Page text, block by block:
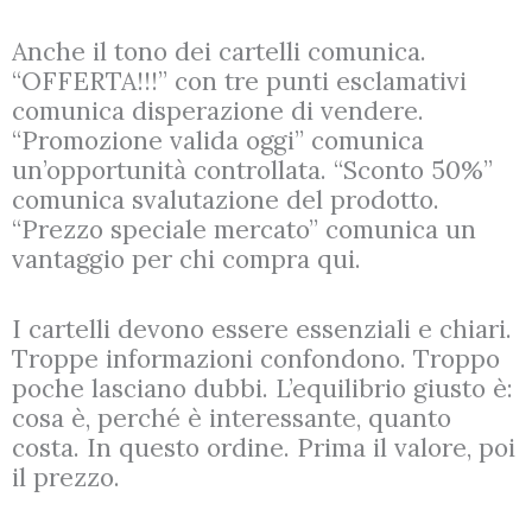
Anche il tono dei cartelli comunica.
“OFFERTA!!!” con tre punti esclamativi
comunica disperazione di vendere.
“Promozione valida oggi” comunica
un’opportunità controllata. “Sconto 50%”
comunica svalutazione del prodotto.
“Prezzo speciale mercato” comunica un
vantaggio per chi compra qui.
I cartelli devono essere essenziali e chiari.
Troppe informazioni confondono. Troppo
poche lasciano dubbi. L’equilibrio giusto è:
cosa è, perché è interessante, quanto
costa. In questo ordine. Prima il valore, poi
il prezzo.